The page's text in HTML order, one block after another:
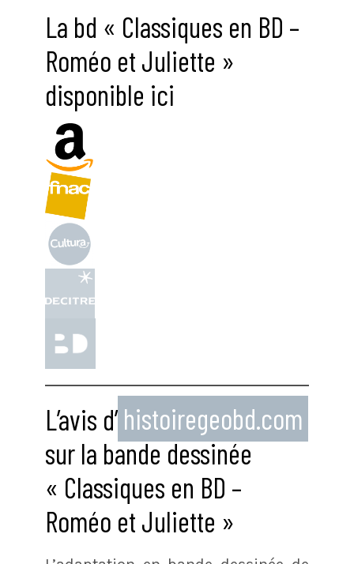
La bd « Classiques en BD –
Roméo et Juliette »
disponible ici
L’avis d’ histoiregeobd.com
sur la bande dessinée
« Classiques en BD –
Roméo et Juliette »